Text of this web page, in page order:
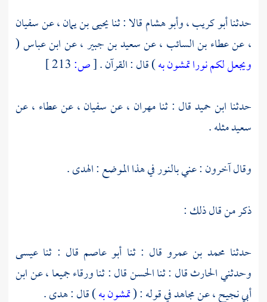
حدثناأبو كريب،وأبو هشامقالا : ثنايحيى بن يمان، عنسفيان
، عنعطاء بن السائب ، عنسعيد بن جبير، عنابن عباس(
ويجعل لكم نورا تمشون به) قال : القرآن .[ص:
حدثنا ابن حميدقال : ثنامهران ، عنسفيان، عنعطاء ، عن
سعيدمثله .
وقال آخرون : عني بالنور في هذا الموضع : الهدى .
ذكر من قال ذلك :
حدثنا محمد بن عمرو قال : ثنا أبو عاصم قال : ثنا عيسى
وحدثنيالحارثقال : ثناالحسنقال : ثناورقاءجميعا ، عنابن
أبي نجيح، عنمجاهدفي قوله : (تمشون به) قال : هدى .